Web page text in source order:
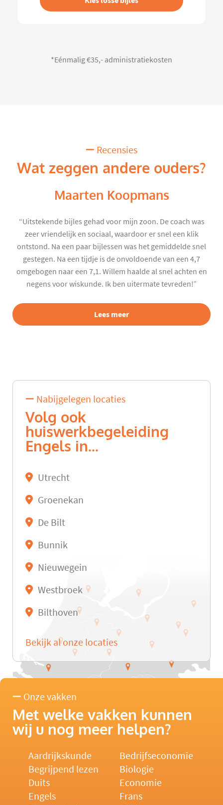
*Eénmalig €35,- administratiekosten
Recensies
Wat zeggen andere ouders?
Maarten Koopmans
“Uitstekende bijles gehad voor mijn zoon. De coach was
zeer vriendelijk en sociaal, waardoor er snel een klik
ontstond. Na een paar bijlessen was het gemiddelde snel
gestegen. Na een tijdje is de onvoldoende van een 4,7
omgebogen naar een 7,1. Willem haalde al snel achten en
negens voor wiskunde. Ik ben uitermate tevreden!”
Lees meer
Nabijgelegen locaties
Volg ook
huiswerkbegeleiding
Engels in...
Utrecht
Groenekan
De Bilt
Bunnik
Nieuwegein
Westbroek
Bilthoven
Bekijk al onze locaties
Onze vakken
Met welke vakken kunnen
wij u nog meer helpen?
Aardrijkskunde
Bedrijfseconomie
Begrijpend lezen
Biologie
Duits
Economie
Engels
Frans